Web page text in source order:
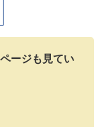
ージも見てい